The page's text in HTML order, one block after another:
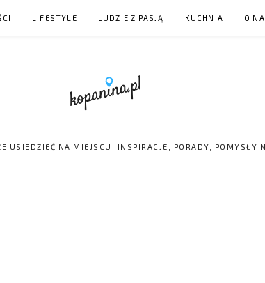
LIFESTYLE LUDZIE Z PASJĄ KUCHNIA O
USIEDZIEĆ NA MIEJSCU. INSPIRACJE, PORADY,